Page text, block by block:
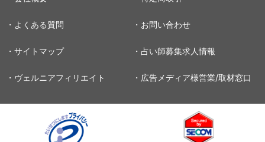
・よくある質問 ・お問い合わせ
・サイトマップ ・占い師募集求人情報
・ヴェルニアフィリエイト ・広告メディア様営業/取材窓口